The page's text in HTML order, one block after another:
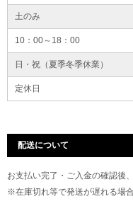
土のみ
10：00～18：00
日・祝（夏季冬季休業）
定休日
配送について
お支払い完了・ご入金の確認後、
※在庫切れ等で発送が遅れる場